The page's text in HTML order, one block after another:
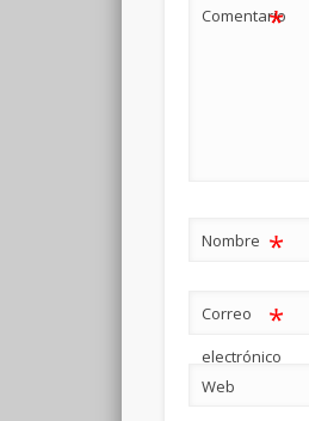
Comentario
*
Nombre *
Correo
electrónico
*
Web